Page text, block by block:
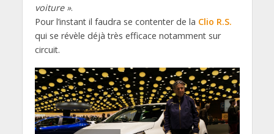
voiture ».
Pour l’instant il faudra se contenter de la Clio R.S.
qui se révèle déjà très efficace notamment sur
circuit.